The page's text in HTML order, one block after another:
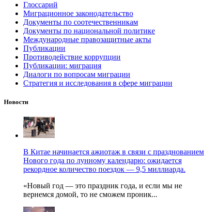
Глоссарий
Миграционное законодательство
Документы по соотечественникам
Документы по национальной политике
Международные правозащитные акты
Публикации
Противодействие коррупции
Публикации: миграция
Диалоги по вопросам миграции
Стратегия и исследования в сфере миграции
Новости
В Китае начинается ажиотаж в связи с празднованием
Нового года по лунному календарю: ожидается
рекордное количество поездок — 9,5 миллиарда.
«Новый год — это праздник года, и если мы не
вернемся домой, то не сможем проник...